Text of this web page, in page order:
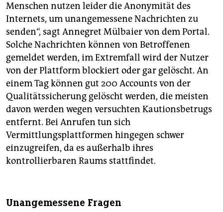
Menschen nutzen leider die Anonymität des
Internets, um unangemessene Nachrichten zu
senden“, sagt Annegret Mülbaier von dem Portal.
Solche Nachrichten können von Betroffenen
gemeldet werden, im Extremfall wird der Nutzer
von der Plattform blockiert oder gar gelöscht. An
einem Tag können gut 200 Accounts von der
Qualitätssicherung gelöscht werden, die meisten
davon werden wegen versuchten Kautionsbetrugs
entfernt. Bei Anrufen tun sich
Vermittlungsplattformen hingegen schwer
einzugreifen, da es außerhalb ihres
kontrollierbaren Raums stattfindet.
Unangemessene Fragen